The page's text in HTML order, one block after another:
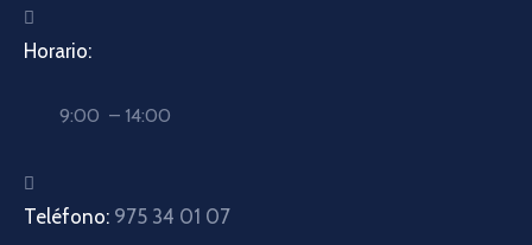
Horario:
9:00 – 14:00
Teléfono: 975 34 01 07